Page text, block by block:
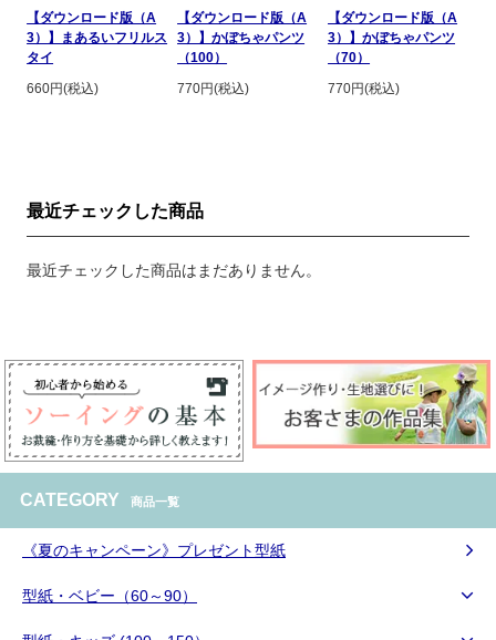
【ダウンロード版（A
3）】まあるいフリルス
タイ
660円(税込)
【ダウンロード版（A
3）】かぼちゃパンツ
（100）
770円(税込)
【ダウンロード版（A
3）】かぼちゃパンツ
（70）
770円(税込)
最近チェックした商品
最近チェックした商品はまだありません。
CATEGORY 商品一覧
《夏のキャンペーン》プレゼント型紙
型紙・ベビー（60～90）